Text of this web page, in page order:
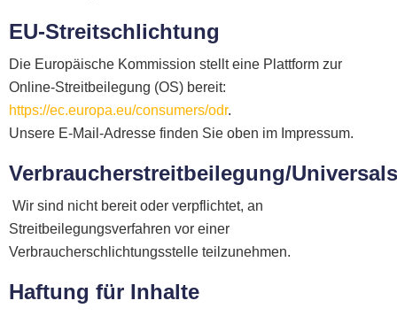
EU-Streitschlichtung
Die Europäische Kommission stellt eine Plattform zur
Online-Streitbeilegung (OS) bereit:
https://ec.europa.eu/consumers/odr.
Unsere E-Mail-Adresse finden Sie oben im Impressum.
Verbraucherstreitbeilegung/
Wir sind nicht bereit oder verpflichtet, an
Streitbeilegungsverfahren vor einer
Verbraucherschlichtungsstelle teilzunehmen.
Haftung für Inhalte